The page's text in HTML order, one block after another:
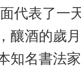
代表了一
釀酒的歲
知名書法